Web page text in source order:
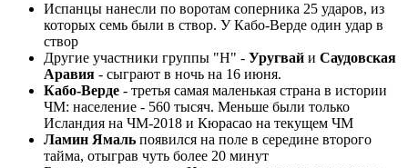
Испанцы нанесли по воротам соперника 25 ударов, из
которых семь были в створ. У Кабо-Верде один удар в
створ
Другие участники группы "H" - Уругвай и Саудовская
Аравия - сыграют в ночь на 16 июня.
Кабо-Верде - третья самая маленькая страна в истории
ЧМ: население - 560 тысяч. Меньше были только
Исландия на ЧМ-2018 и Кюрасао на текущем ЧМ
Ламин Ямаль появился на поле в середине второго
тайма, отыграв чуть более 20 минут